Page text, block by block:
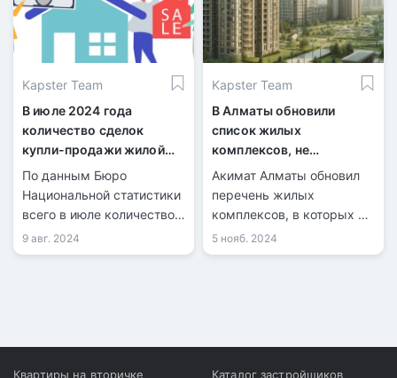
проверка выявила
нарушения в
строительстве объектов.
Kapster Team
В июле 2024 года
количество сделок
купли-продажи жилой
недвижимости
увеличилось на 21,7%
По данным Бюро
Национальной статистики
всего в июле количество
зарегистрированных
сделок купли-продажи
многоквартирных домах.
9 авг. 2024
Kapster Team
В Алматы обновили
список жилых
комплексов, не
рекомендованных для
покупки недвижимости
Акимат Алматы обновил
перечень жилых
комплексов, в которых не
рекомендуется
приобретать . На данный
5 нояб. 2024
Квартиры на вторичке Каталог застройщиков